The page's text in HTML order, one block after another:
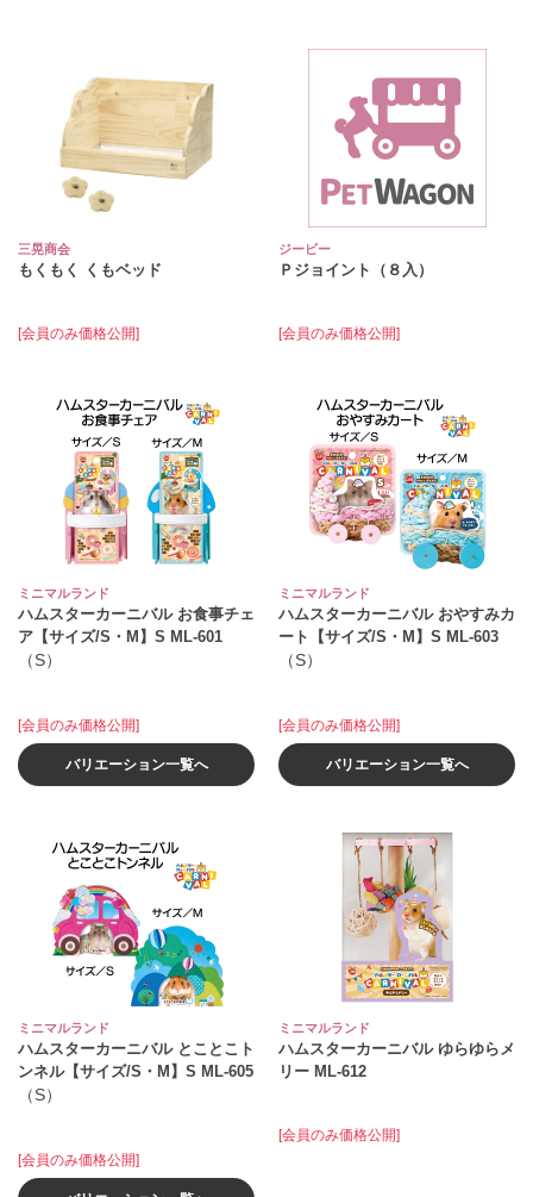
三晃商会
もくもく くもベッド
[会員のみ価格公開]
ジービー
Ｐジョイント（８入）
[会員のみ価格公開]
ミニマルランド
ハムスターカーニバル お食事チェ
ア【サイズ/S・M】S ML‐601
（S）
[会員のみ価格公開]
バリエーション一覧へ
ミニマルランド
ハムスターカーニバル おやすみカ
ート【サイズ/S・M】S ML‐603
（S）
[会員のみ価格公開]
バリエーション一覧へ
ミニマルランド
ハムスターカーニバル とことこト
ンネル【サイズ/S・M】S ML‐605
（S）
[会員のみ価格公開]
ミニマルランド
ハムスターカーニバル ゆらゆらメ
リー ML‐612
[会員のみ価格公開]